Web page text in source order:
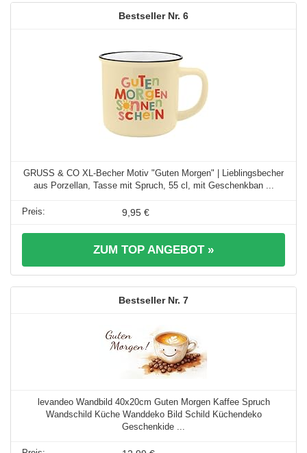
6
GRUSS & CO XL-Becher Motiv "Guten Morgen" | Lieblingsbecher
aus Porzellan, Tasse mit Spruch, 55 cl, mit Geschenkban ...
9,95 €
ZUM TOP ANGEBOT »
7
levandeo Wandbild 40x20cm Guten Morgen Kaffee Spruch
Wandschild Küche Wanddeko Bild Schild Küchendeko
Geschenkide ...